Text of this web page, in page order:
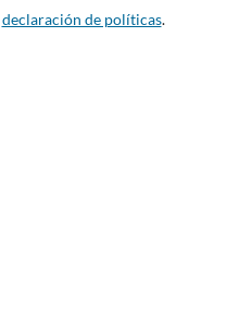
declaración de políticas.